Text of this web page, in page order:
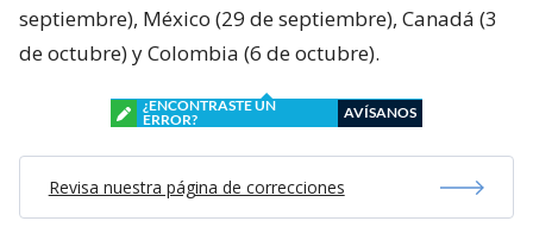
septiembre), México (29 de septiembre), Canadá (3
de octubre) y Colombia (6 de octubre).
¿ENCONTRASTE UN
ERROR?
AVÍSANOS
Revisa nuestra página de correcciones